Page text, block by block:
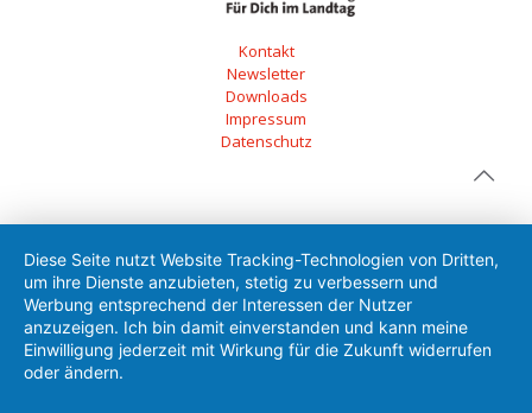
Kontakt
Newsletter
Downloads
Impressum
Datenschutz
Diese Seite nutzt Website Tracking-Technologien von Dritten,
um ihre Dienste anzubieten, stetig zu verbessern und
Werbung entsprechend der Interessen der Nutzer
anzuzeigen. Ich bin damit einverstanden und kann meine
Einwilligung jederzeit mit Wirkung für die Zukunft widerrufen
oder ändern.